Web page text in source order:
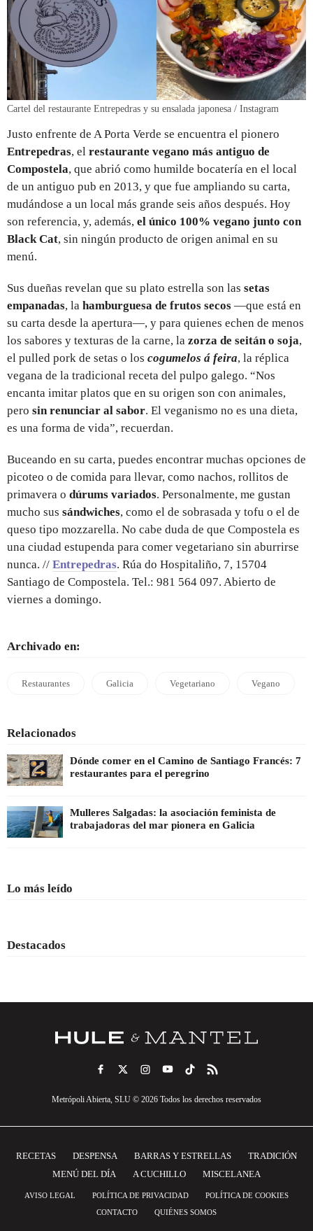
Cartel del restaurante Entrepedras y su ensalada japonesa / Instagram
Justo enfrente de A Porta Verde se encuentra el pionero
Entrepedras, el restaurante vegano más antiguo de
Compostela, que abrió como humilde bocatería en el local
de un antiguo pub en 2013, y que fue ampliando su carta,
mudándose a un local más grande seis años después. Hoy
son referencia, y, además, el único 100% vegano junto con
Black Cat, sin ningún producto de origen animal en su
menú.
Sus dueñas revelan que su plato estrella son las setas
empanadas, la hamburguesa de frutos secos —que está en
su carta desde la apertura—, y para quienes echen de menos
los sabores y texturas de la carne, la zorza de seitán o soja,
el pulled pork de setas o los cogumelos á feira, la réplica
vegana de la tradicional receta del pulpo galego. “Nos
encanta imitar platos que en su origen son con animales,
pero sin renunciar al sabor. El veganismo no es una dieta,
es una forma de vida”, recuerdan.
Buceando en su carta, puedes encontrar muchas opciones de
picoteo o de comida para llevar, como nachos, rollitos de
primavera o dúrums variados. Personalmente, me gustan
mucho sus sándwiches, como el de sobrasada y tofu o el de
queso tipo mozzarella. No cabe duda de que Compostela es
una ciudad estupenda para comer vegetariano sin aburrirse
nunca. // Entrepedras. Rúa do Hospitaliño, 7, 15704
Santiago de Compostela. Tel.: 981 564 097. Abierto de
viernes a domingo.
Archivado en:
Restaurantes Galicia Vegetariano Vegano
Relacionados
Dónde comer en el Camino de Santiago Francés: 7
restaurantes para el peregrino
Mulleres Salgadas: la asociación feminista de
trabajadoras del mar pionera en Galicia
Lo más leído
Destacados
Metrópoli Abierta, SLU © 2026 Todos los derechos reservados
RECETAS DESPENSA BARRAS Y ESTRELLAS
TRADICIÓN
MENÚ DEL DÍA
A CUCHILLO MISCELANEA
AVISO LEGAL POLÍTICA DE PRIVACIDAD
POLÍTICA DE COOKIES
CONTACTO
QUIÉNES SOMOS